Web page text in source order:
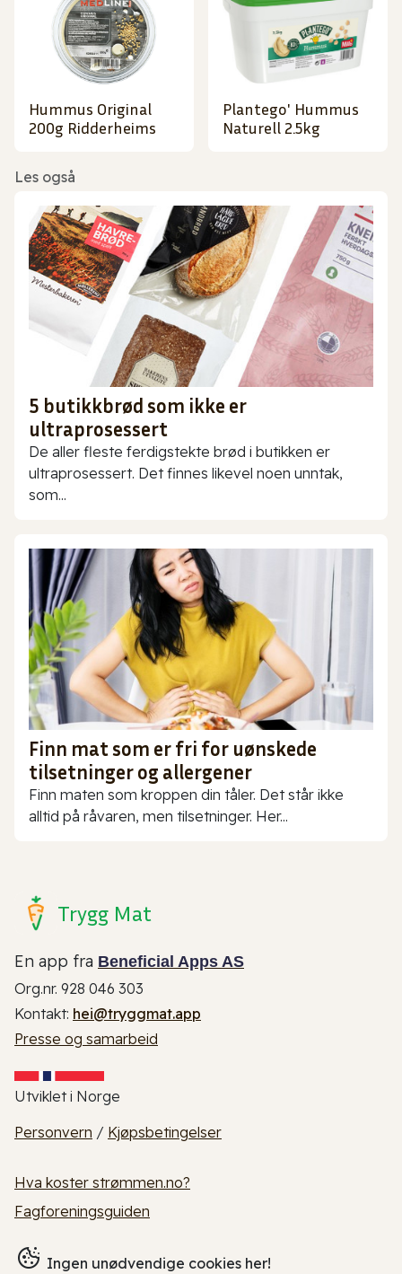
Hummus Original
200g Ridderheims
Plantego' Hummus
Naturell 2.5kg
Les også
5 butikkbrød som ikke er
ultraprosessert
De aller fleste ferdigstekte brød i butikken er
ultraprosessert. Det finnes likevel noen unntak,
som...
Finn mat som er fri for uønskede
tilsetninger og allergener
Finn maten som kroppen din tåler. Det står ikke
alltid på råvaren, men tilsetninger. Her...
Trygg Mat
En app fra Beneficial Apps AS
Org.nr. 928 046 303
Kontakt: hei@tryggmat.app
Presse og samarbeid
Utviklet i Norge
Personvern / Kjøpsbetingelser
Hva koster strømmen.no?
Fagforeningsguiden
Ingen unødvendige cookies her!